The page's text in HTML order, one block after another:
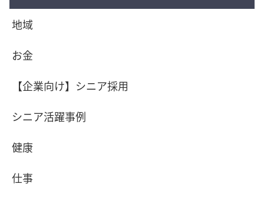
地域
お金
【企業向け】シニア採用
シニア活躍事例
健康
仕事